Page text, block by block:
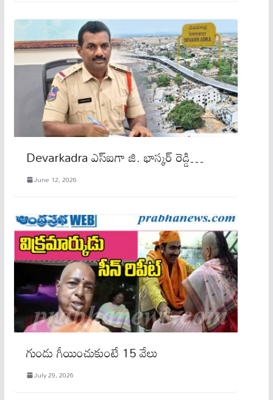
Devarkadra ఎస్ఐగా జి. భాస్కర్ రెడ్డి…
June 12, 2026
గుండు గీయించుకుంటే 15 వేలు
July 29, 2026